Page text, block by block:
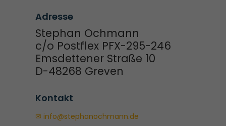
Adresse
Stephan Ochmann
c/o Postflex PFX-295-246
Emsdettener Straße 10
D-48268 Greven
Kontakt
✉ info@stephanochmann.de